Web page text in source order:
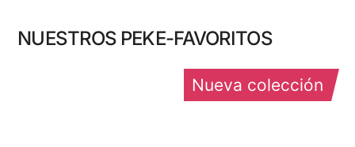
NUESTROS PEKE-FAVORITOS
Nueva colección